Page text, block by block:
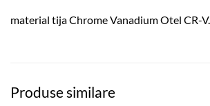
material tija Chrome Vanadium Otel CR-V.
Produse similare